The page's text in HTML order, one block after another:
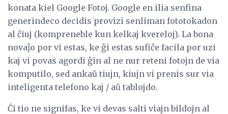
konata kiel Google Fotoj. Google en ilia senfina
generindeco decidis provizi senliman fototokadon
al ĉiuj (kompreneble kun kelkaj kvereloj). La bona
novaĵo por vi estas, ke ĝi estas sufiĉe facila por uzi
kaj vi povas agordi ĝin al ne nur reteni fotojn de via
komputilo, sed ankaŭ tiujn, kiujn vi prenis sur via
inteligenta telefono kaj / aŭ tablojdo.
Ĉi tio ne signifas, ke vi devas salti viajn bildojn al